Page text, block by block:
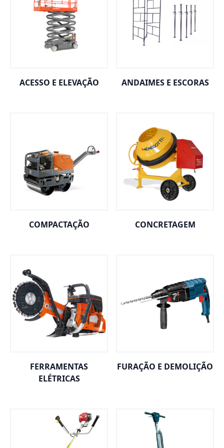
ACESSO E ELEVAÇÃO ANDAIMES E ESCORAS
COMPACTAÇÃO CONCRETAGEM
FERRAMENTAS
ELÉTRICAS
FURAÇÃO E DEMOLIÇÃO